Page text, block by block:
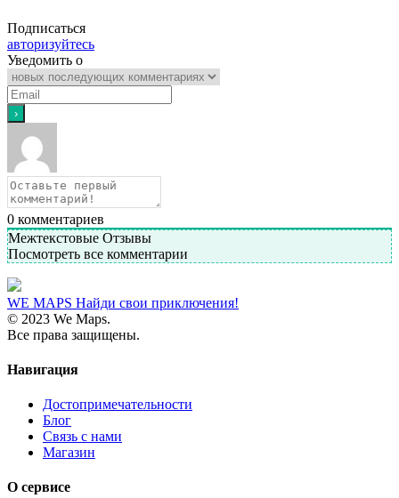
Подписаться
авторизуйтесь
Уведомить о
0 комментариев
Межтекстовые Отзывы
Посмотреть все комментарии
WE MAPS Найди свои приключения!
© 2023 We Maps.
Все права защищены.
Навигация
Достопримечательности
Блог
Связь с нами
Магазин
О сервисе